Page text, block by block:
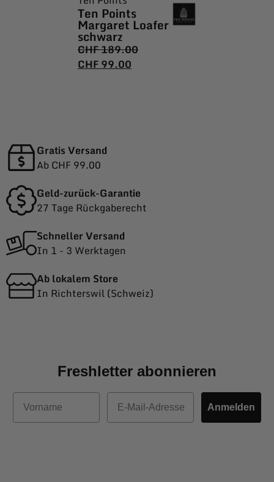
Ten Points
Margaret Loafer
schwarz
CHF189.00
CHF99.00
Gratis Versand
Ab CHF 99.00
Geld-zurück-Garantie
27 Tage Rückgaberecht
Schneller Versand
In 1 - 3 Werktagen
Ab lokalem Store
In Richterswil (Schweiz)
Freshletter abonnieren
Vorname
E-Mail
Anmelden